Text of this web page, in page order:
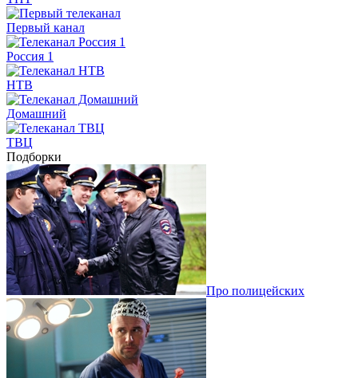
Первый канал
Россия 1
НТВ
Домашний
ТВЦ
Подборки
Про полицейских